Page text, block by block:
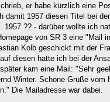
er habe kürzlich eine
damit 1957 diesen Titel bei
1957 ?? - darüber wollte ich
von SR 3 eine "Mail
Kolb geschickt mit der
diesen hatte ich bei der
kam eine Mail: "Sehr
Winter. Schöne Grüße vom
Die Mailadresse war dabei.